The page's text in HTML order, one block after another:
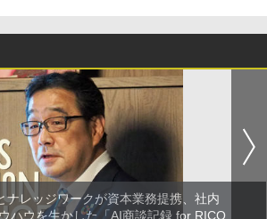
ナレッジワークが資本業務提携、社内
ハウを生かした「AI商談記録 for RICO